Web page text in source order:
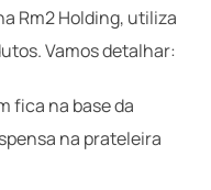
Rm2 Holding, utiliza
Vamos detalhar:
fica na base da
na prateleira